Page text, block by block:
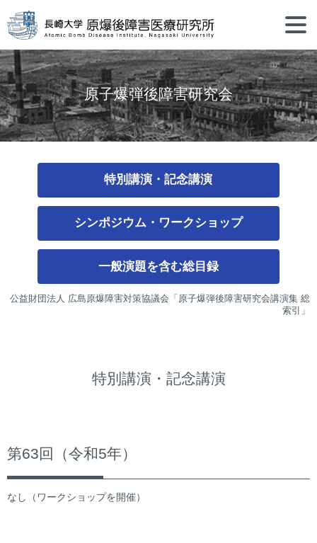
原子爆弾後障害研究会
特別講演・記念講演
シンポジウム・ワークショップ
一般演題を含む総目録
公益財団法人 広島原爆障害対策協議会「原子爆弾後障害研究会講演集 総
索引」
特別講演・記念講演
第63回（令和5年）
なし（ワークショップを開催）